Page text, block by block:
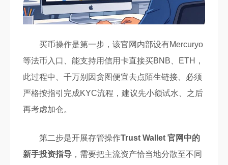
买币操作是第一步，该官网内部设有Mercuryo
等法币入口、能支持用信用卡直接买BNB、ETH，
此过程中、千万别因贪图便宜去点陌生链接、必须
严格按指引完成KYC流程，建议先小额试水、之后
再考虑加仓。
第二步是开展存管操作Trust Wallet 官网中的
新手投资指导 ，需要把主流资产恰当地分散至不同